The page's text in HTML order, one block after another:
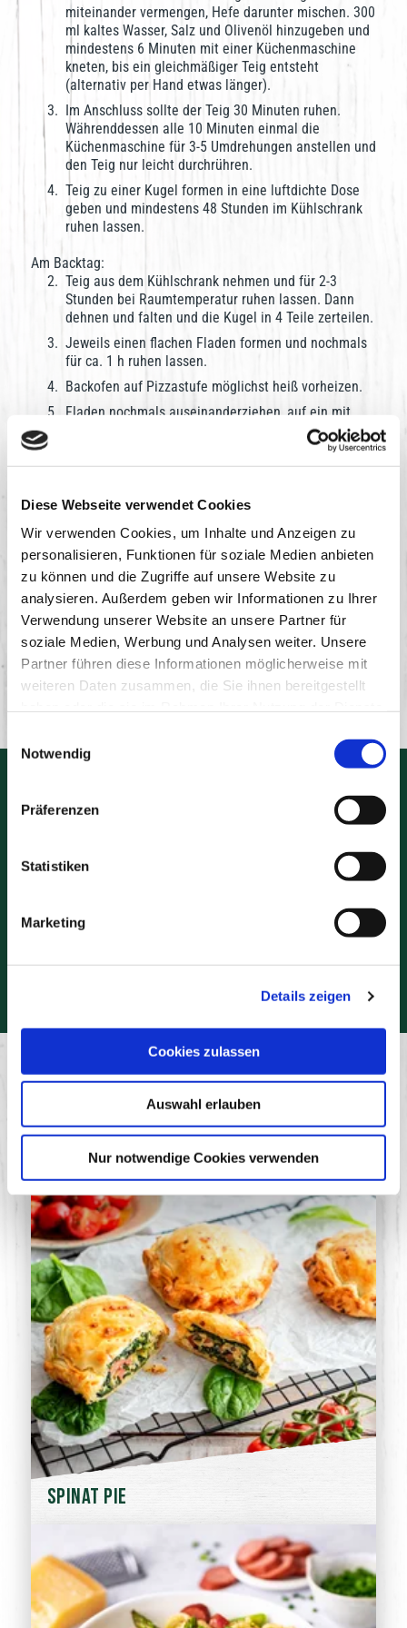
Diese Webseite verwendet Cookies
Wir verwenden Cookies, um Inhalte und Anzeigen zu
personalisieren, Funktionen für soziale Medien anbieten
zu können und die Zugriffe auf unsere Website zu
analysieren. Außerdem geben wir Informationen zu Ihrer
Verwendung unserer Website an unsere Partner für
soziale Medien, Werbung und Analysen weiter. Unsere
Partner führen diese Informationen möglicherweise mit
weiteren Daten zusammen, die Sie ihnen bereitgestellt
Notwendig
Präferenzen
Statistiken
Marketing
Details zeigen
Cookies zulassen
Auswahl erlauben
Nur notwendige Cookies verwenden
miteinander vermengen, Hefe darunter mischen. 300
ml kaltes Wasser, Salz und Olivenöl hinzugeben und
mindestens 6 Minuten mit einer Küchenmaschine
kneten, bis ein gleichmäßiger Teig entsteht
(alternativ per Hand etwas länger).
Im Anschluss sollte der Teig 30 Minuten ruhen.
Währenddessen alle 10 Minuten einmal die
Küchenmaschine für 3-5 Umdrehungen anstellen und
den Teig nur leicht durchrühren.
Teig zu einer Kugel formen in eine luftdichte Dose
geben und mindestens 48 Stunden im Kühlschrank
ruhen lassen.
Am Backtag:
Teig aus dem Kühlschrank nehmen und für 2-3
Stunden bei Raumtemperatur ruhen lassen. Dann
dehnen und falten und die Kugel in 4 Teile zerteilen.
Jeweils einen flachen Fladen formen und nochmals
für ca. 1 h ruhen lassen.
Backofen auf Pizzastufe möglichst heiß vorheizen.
Fladen nochmals auseinanderziehen, auf ein mit
Backpapier ausgelegtes Backblech legen und mit
Minuten gebacken. Darauf achten, dass die Kabanos
nicht zu dunkel wird (mit Käse bedecken)
Mit Basilikum garnieren und genießen
Download
Noch mehr Lieblingsrezepte entdecken
Lecker Kochen mit der Kabanos
Spinat Pie